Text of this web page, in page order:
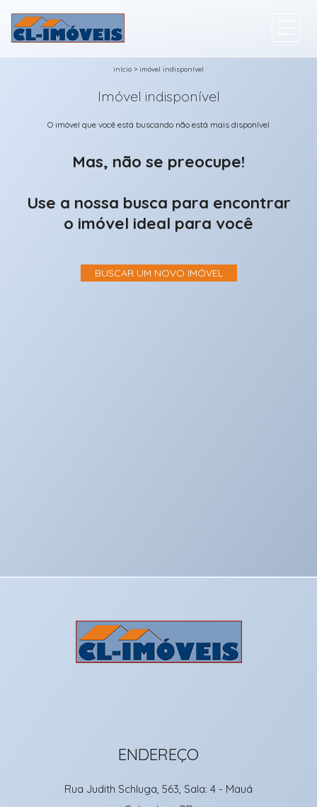
início > imóvel indisponível
Imóvel indisponível
O imóvel que você está buscando não está mais disponível
Mas, não se preocupe!
Use a nossa busca para encontrar
o imóvel ideal para você
BUSCAR UM NOVO IMÓVEL
ENDEREÇO
Rua Judith Schluga, 563, Sala: 4 - Mauá